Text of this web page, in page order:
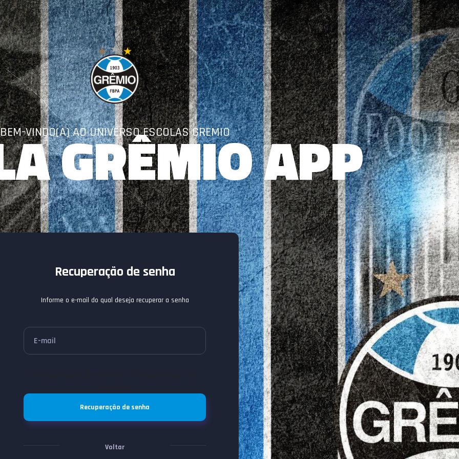
BEM-VINDO(A) AO UNIVERSO ESCOLAS GREMIO
GRÊMIO APP
Recuperação de senha
Informe o e-mail do qual deseja recuperar a senha
E-mail
Recuperação de senha
Voltar